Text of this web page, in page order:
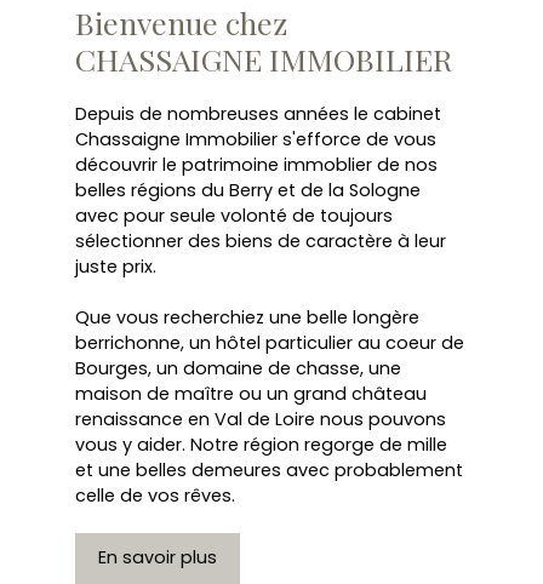
Bienvenue chez
CHASSAIGNE IMMOBILIER
Depuis de nombreuses années le cabinet
Chassaigne Immobilier s'efforce de vous
découvrir le patrimoine immoblier de nos
belles régions du Berry et de la Sologne
avec pour seule volonté de toujours
sélectionner des biens de caractère à leur
juste prix.
Que vous recherchiez une belle longère
berrichonne, un hôtel particulier au coeur de
Bourges, un domaine de chasse, une
maison de maître ou un grand château
renaissance en Val de Loire nous pouvons
vous y aider. Notre région regorge de mille
et une belles demeures avec probablement
celle de vos rêves.
En savoir plus